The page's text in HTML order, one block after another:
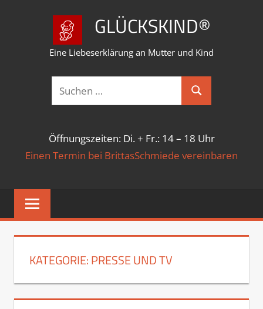
GLÜCKSKIND®
Eine Liebeserklärung an Mutter und Kind
Suchen
nach:
Suchen
Öffnungszeiten: Di. + Fr.: 14 – 18 Uhr
Einen Termin bei BrittasSchmiede vereinbaren
KATEGORIE:PRESSE UND TV